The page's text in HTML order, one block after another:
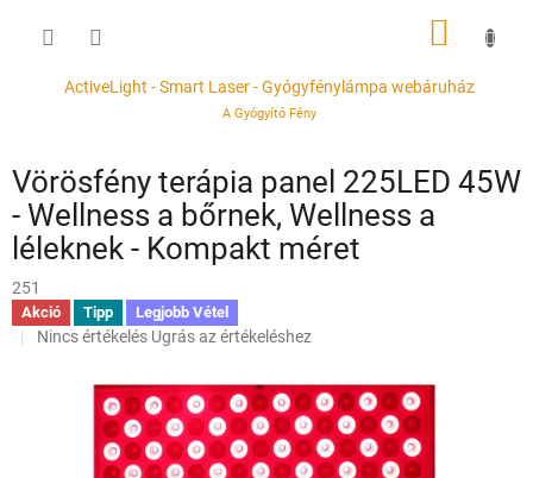
tartalomhozActiveLight - Smart Laser - Gyógyfénylámpa webáruház
A Gyógyító Fény
KOSÁR
Vörösfény terápia panel 225LED 45W
- Wellness a bőrnek, Wellness a
léleknek - Kompakt méret
251
Akció Tipp Legjobb Vétel
A
értékelése
Nincs értékelés Ugrás az értékeléshez